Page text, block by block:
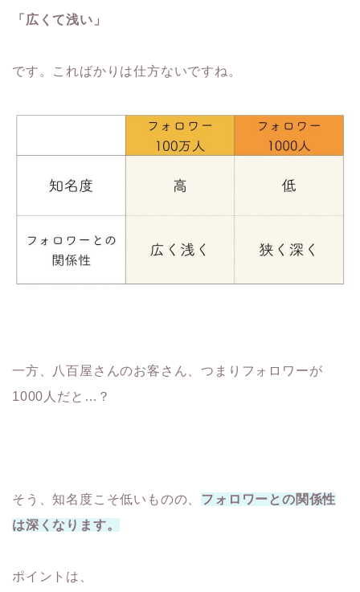
「広くて浅い」
です。こればかりは仕方ないですね。
一方、八百屋さんのお客さん、つまりフォロワーが
1000人だと…？
そう、知名度こそ低いものの、 フォロワーとの関係性
は深くなります。
ポイントは、